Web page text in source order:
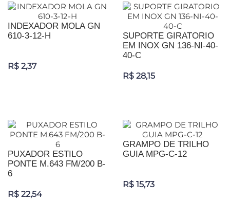
INDEXADOR MOLA GN
610-3-12-H
R$ 2,37
SUPORTE GIRATORIO
EM INOX GN 136-NI-40-
40-C
R$ 28,15
PUXADOR ESTILO
PONTE M.643 FM/200 B-
6
R$ 22,54
GRAMPO DE TRILHO
GUIA MPG-C-12
R$ 15,73